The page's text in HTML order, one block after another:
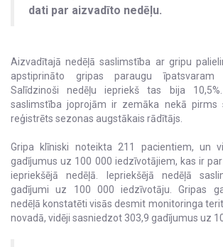
dati par aizvadīto nedēļu.
Aizvadītajā nedēļā saslimstība ar gripu
apstiprināto gripas paraugu īpatsvaram
Salīdzinoši nedēļu iepriekš tas bija
saslimstība joprojām ir zemāka nekā pirms
reģistrēts sezonas augstākais rādītājs.
Gripa klīniski noteikta 211 pacientiem, un
gadījumus uz 100 000 iedzīvotājiem, kas ir
iepriekšējā nedēļā. Iepriekšējā nedēļā
gadījumi uz 100 000 iedzīvotāju. Gripas
nedēļā konstatēti visās desmit monitoringa
novadā, vidēji sasniedzot 303,9 gadījumus uz